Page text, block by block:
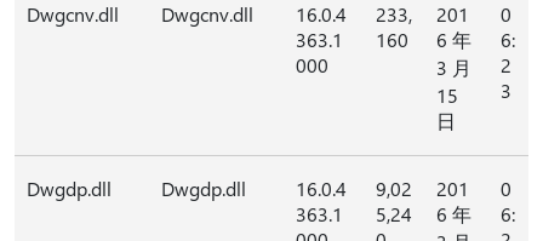
Dwgcnv.dll Dwgcnv.dll
16.0.4
363.1
000
233,
160
201
6 年
3 月
15
日
0
6:
2
3
Dwgdp.dll Dwgdp.dll
16.0.4
363.1
9,02
5,24
201
6 年
0
6: